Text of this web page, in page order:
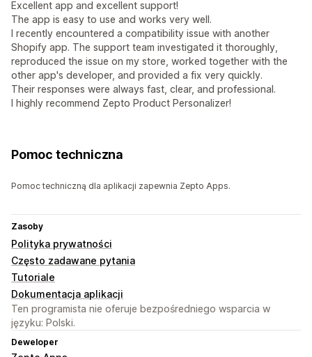
Excellent app and excellent support!
The app is easy to use and works very well.
I recently encountered a compatibility issue with another
Shopify app. The support team investigated it thoroughly,
reproduced the issue on my store, worked together with the
other app's developer, and provided a fix very quickly.
Their responses were always fast, clear, and professional.
I highly recommend Zepto Product Personalizer!
Pomoc techniczna
Pomoc techniczną dla aplikacji zapewnia Zepto Apps.
Zasoby
Polityka prywatności
Często zadawane pytania
Tutoriale
Dokumentacja aplikacji
Ten programista nie oferuje bezpośredniego wsparcia w
języku: Polski.
Deweloper